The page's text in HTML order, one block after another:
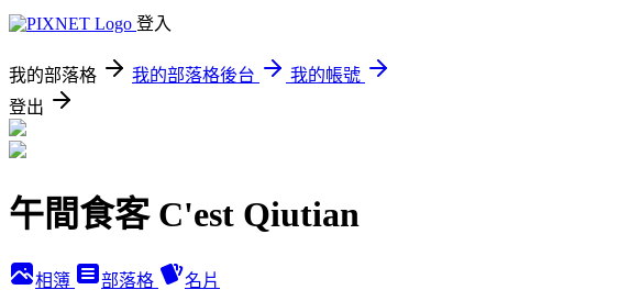
登入
我的部落格 我的部落格後台
我的帳號
登出
午間食客 C'est Qiutian
相簿 部落格 名片